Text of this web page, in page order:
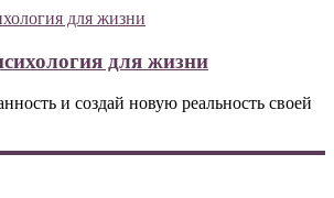
для жизни
и создай новую реальность своей